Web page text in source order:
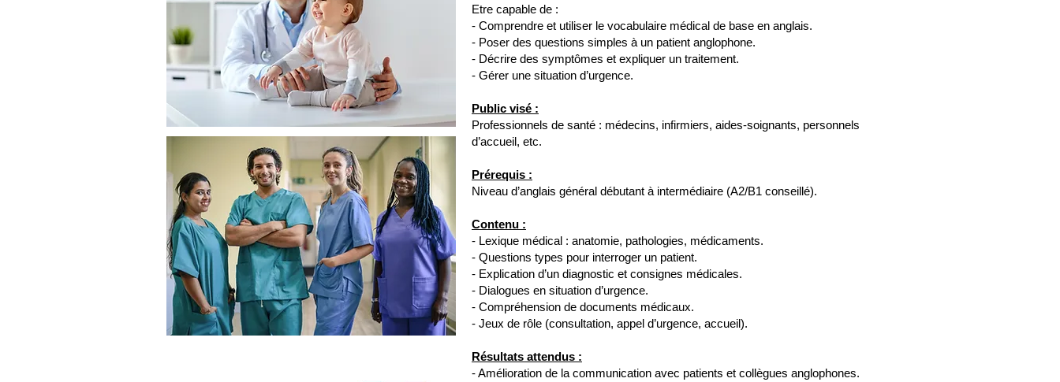
Etre capable de :
- Comprendre et utiliser le vocabulaire médical de base en anglais.
- Poser des questions simples à un patient anglophone.
- Décrire des symptômes et expliquer un traitement.
- Gérer une situation d’urgence.
Public visé :
Professionnels de santé : médecins, infirmiers, aides-soignants, personnels
d’accueil, etc.
Prérequis :
Niveau d’anglais général débutant à intermédiaire (A2/B1 conseillé).
Contenu :
- Lexique médical : anatomie, pathologies, médicaments.
- Questions types pour interroger un patient.
- Explication d’un diagnostic et consignes médicales.
- Dialogues en situation d’urgence.
- Compréhension de documents médicaux.
- Jeux de rôle (consultation, appel d’urgence, accueil).
Résultats attendus :
- Amélioration de la communication avec patients et collègues anglophones.